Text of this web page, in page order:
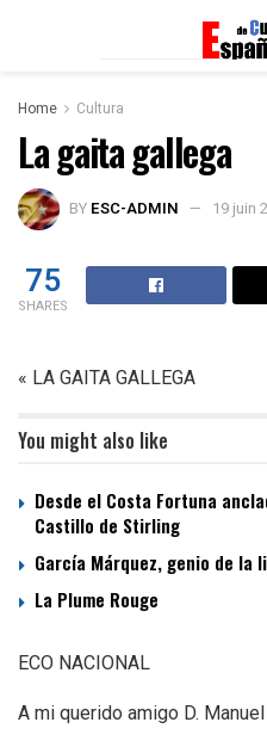
Home Cultura
La gaita gallega
BY ESC-ADMIN 19 juin
75
SHARES
« LA GAITA GALLEGA
You might also like
Desde el Costa Fortuna
Castillo de Stirling
García Márquez, genio de la
La Plume Rouge
ECO NACIONAL
A mi querido amigo D.